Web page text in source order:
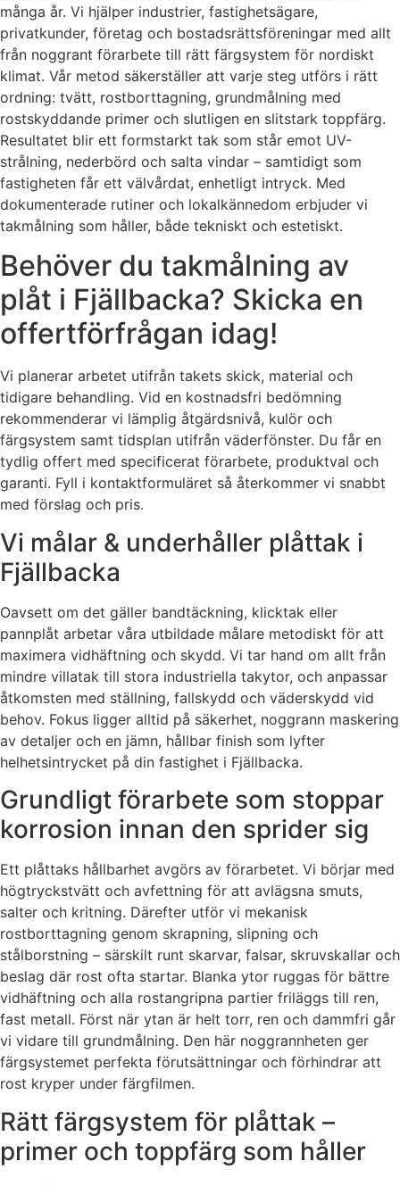
många år. Vi hjälper industrier, fastighetsägare,
privatkunder, företag och bostadsrättsföreningar med allt
från noggrant förarbete till rätt färgsystem för nordiskt
klimat. Vår metod säkerställer att varje steg utförs i rätt
ordning: tvätt, rostborttagning, grundmålning med
rostskyddande primer och slutligen en slitstark toppfärg.
Resultatet blir ett formstarkt tak som står emot UV-
strålning, nederbörd och salta vindar – samtidigt som
fastigheten får ett välvårdat, enhetligt intryck. Med
dokumenterade rutiner och lokalkännedom erbjuder vi
takmålning som håller, både tekniskt och estetiskt.
Behöver du takmålning av
plåt i Fjällbacka? Skicka en
offertförfrågan idag!
Vi planerar arbetet utifrån takets skick, material och
tidigare behandling. Vid en kostnadsfri bedömning
rekommenderar vi lämplig åtgärdsnivå, kulör och
färgsystem samt tidsplan utifrån väderfönster. Du får en
tydlig offert med specificerat förarbete, produktval och
garanti. Fyll i kontaktformuläret så återkommer vi snabbt
med förslag och pris.
Vi målar & underhåller plåttak i
Fjällbacka
Oavsett om det gäller bandtäckning, klicktak eller
pannplåt arbetar våra utbildade målare metodiskt för att
maximera vidhäftning och skydd. Vi tar hand om allt från
mindre villatak till stora industriella takytor, och anpassar
åtkomsten med ställning, fallskydd och väderskydd vid
behov. Fokus ligger alltid på säkerhet, noggrann maskering
av detaljer och en jämn, hållbar finish som lyfter
helhetsintrycket på din fastighet i Fjällbacka.
Grundligt förarbete som stoppar
korrosion innan den sprider sig
Ett plåttaks hållbarhet avgörs av förarbetet. Vi börjar med
högtryckstvätt och avfettning för att avlägsna smuts,
salter och kritning. Därefter utför vi mekanisk
rostborttagning genom skrapning, slipning och
stålborstning – särskilt runt skarvar, falsar, skruvskallar och
beslag där rost ofta startar. Blanka ytor ruggas för bättre
vidhäftning och alla rostangripna partier friläggs till ren,
fast metall. Först när ytan är helt torr, ren och dammfri går
vi vidare till grundmålning. Den här noggrannheten ger
färgsystemet perfekta förutsättningar och förhindrar att
rost kryper under färgfilmen.
Rätt färgsystem för plåttak –
primer och toppfärg som håller